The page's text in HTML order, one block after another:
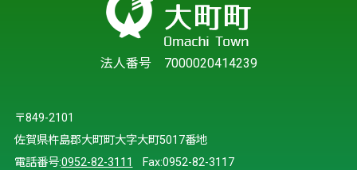
法人番号 7000020414239
〒849-2101
佐賀県杵島郡大町町大字大町5017番地
電話番号:0952-82-3111 Fax:0952-82-3117